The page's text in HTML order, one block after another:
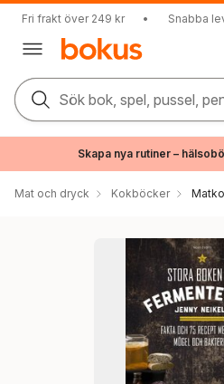
Fri frakt över 249 kr • Snabba
Sök bok, spel, pussel,
Skapa nya rutiner –
Mat och dryck Kokböcker